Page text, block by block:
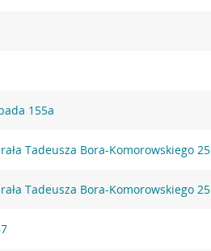
155a
Tadeusza Bora-Komorowskiego 25
Tadeusza Bora-Komorowskiego 25